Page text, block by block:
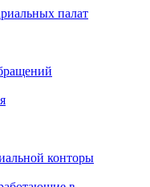
палат
конторы